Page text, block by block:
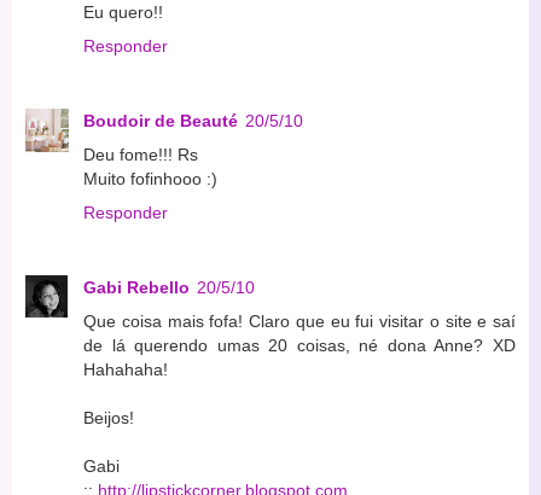
Eu quero!!
Responder
Boudoir de Beauté 20/5/10
Deu fome!!! Rs
Muito fofinhooo :)
Responder
Gabi Rebello 20/5/10
Que coisa mais fofa! Claro que eu fui visitar o site e saí
de lá querendo umas 20 coisas, né dona Anne? XD
Hahahaha!
Beijos!
Gabi
:: http://lipstickcorner.blogspot.com